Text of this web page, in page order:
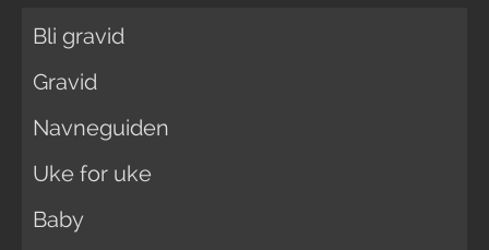
Bli gravid
Gravid
Navneguiden
Uke for uke
Baby